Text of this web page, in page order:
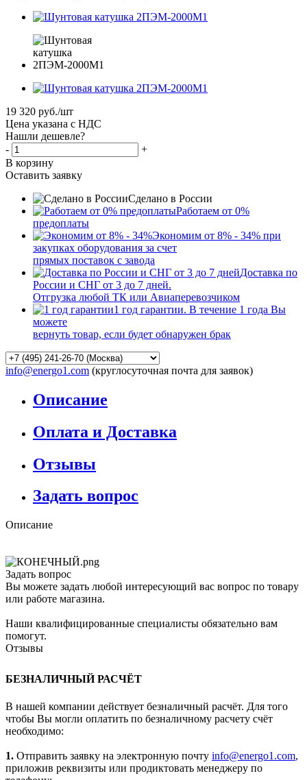
19 320 руб./шт
Цена указана с НДС
Нашли дешевле?
-
+
В корзину
Оставить заявку
Сделано в России
Работаем от 0%
предоплаты
Экономим от 8% - 34% при
закупках оборудования за счет
прямых поставок с завода
Доставка по
России и СНГ от 3 до 7 дней.
Отгрузка любой ТК или Авиаперевозчиком
1 год гарантии. В течение 1 года Вы
можете
вернуть товар, если будет обнаружен брак
info@energo1.com (круглосуточная почта для заявок)
Описание
Оплата и Доставка
Отзывы
Задать вопрос
Описание
Задать вопрос
Вы можете задать любой интересующий вас вопрос по товару
или работе магазина.
Наши квалифицированные специалисты обязательно вам
помогут.
Отзывы
БЕЗНАЛИЧНЫЙ РАСЧЁТ
В нашей компании действует безналичный расчёт. Для того
чтобы Вы могли оплатить по безналичному расчету счёт
необходимо:
1. Отправить заявку на электронную почту info@energo1.com,
приложив реквизиты или продиктовать менеджеру по